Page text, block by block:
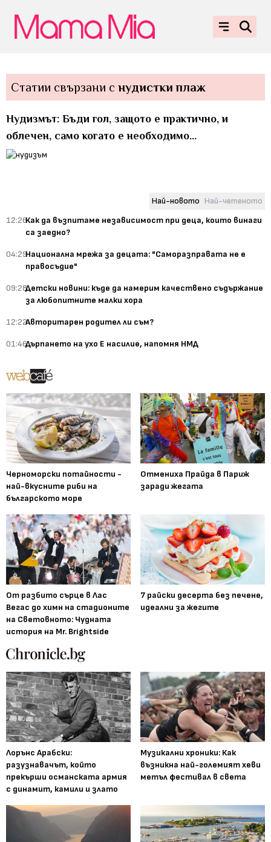
Статии свързани с нудистки плаж
Нудизмът: Бъди гол, защото е практично, и
облечен, само когато е необходимо...
Най-новото Най-четеното
12:26Как да възпитаме независимост при деца, които винаги
са заедно?
04:29Национална мрежа за децата: "Саморазправата не е
правосъдие"
09:28Детски новини: къде да намерим качествено съдържание
за любопитните малки хора
12:22Авторитарен родител ли съм?
01:46Дърпането на ухо Е насилие, напомня НМД
Черноморски потайности -
най-вкусните риби на
българското море
Отмениха Прайда в Париж
заради жегата
От разбито сърце в Лас
Вегас до химн на стадионите
на Световното: Чудната
история на Mr. Brightside
7 райски десерта без печене,
идеални за жегите
Лорънс Арабски:
разузнавачът, който
прекърши османската армия
с динамит, камили и злато
Музикални хроники: Как
възникна най-големият хеви
метъл фестивал в света